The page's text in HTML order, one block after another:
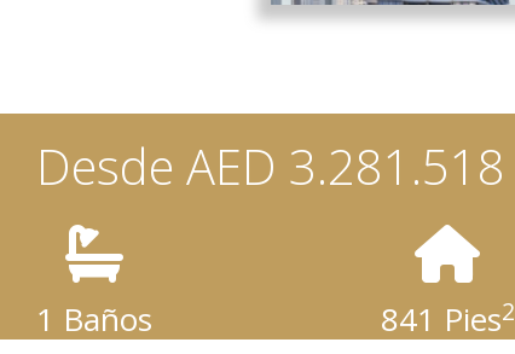
Desde AED 3.281.518
1 Baños 841 Pies2